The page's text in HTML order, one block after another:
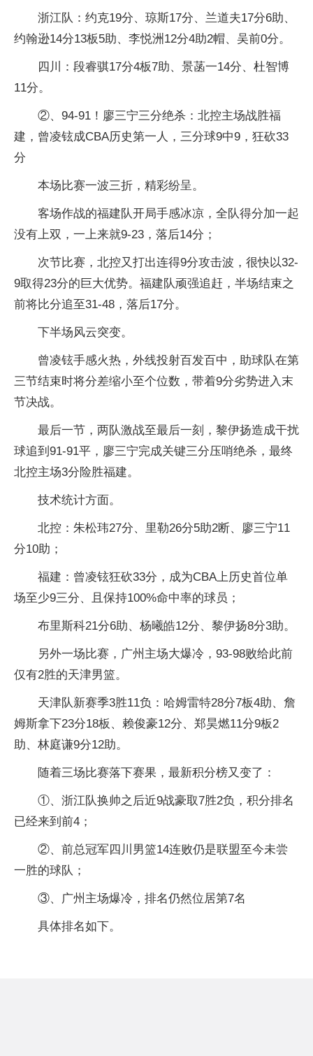
浙江队：约克19分、琼斯17分、兰道夫17分6助、
约翰逊14分13板5助、李悦洲12分4助2帽、吴前0分。
四川：段睿骐17分4板7助、景菡一14分、杜智博
11分。
②、94-91！廖三宁三分绝杀：北控主场战胜福
建，曾凌铉成CBA历史第一人，三分球9中9，狂砍33
分
本场比赛一波三折，精彩纷呈。
客场作战的福建队开局手感冰凉，全队得分加一起
没有上双，一上来就9-23，落后14分；
次节比赛，北控又打出连得9分攻击波，很快以32-
9取得23分的巨大优势。福建队顽强追赶，半场结束之
前将比分追至31-48，落后17分。
下半场风云突变。
曾凌铉手感火热，外线投射百发百中，助球队在第
三节结束时将分差缩小至个位数，带着9分劣势进入末
节决战。
最后一节，两队激战至最后一刻，黎伊扬造成干扰
球追到91-91平，廖三宁完成关键三分压哨绝杀，最终
北控主场3分险胜福建。
技术统计方面。
北控：朱松玮27分、里勒26分5助2断、廖三宁11
分10助；
福建：曾凌铉狂砍33分，成为CBA上历史首位单
场至少9三分、且保持100%命中率的球员；
布里斯科21分6助、杨曦皓12分、黎伊扬8分3助。
另外一场比赛，广州主场大爆冷，93-98败给此前
仅有2胜的天津男篮。
天津队新赛季3胜11负：哈姆雷特28分7板4助、詹
姆斯拿下23分18板、赖俊豪12分、郑昊燃11分9板2
助、林庭谦9分12助。
随着三场比赛落下赛果，最新积分榜又变了：
①、浙江队换帅之后近9战豪取7胜2负，积分排名
已经来到前4；
②、前总冠军四川男篮14连败仍是联盟至今未尝
一胜的球队；
③、广州主场爆冷，排名仍然位居第7名
具体排名如下。